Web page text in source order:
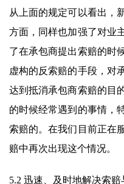
从上面的规定可以看出，
方面，同样也加强了对业
了在承包商提出索赔的时
虚构的反索赔的手段，对
达到抵消承包商索赔的目
的时候经常遇到的事情，
索赔的。在我们目前正在
赔中再次出现这个情况。
5.2 迅速、及时地解决索赔